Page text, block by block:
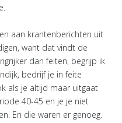
aan krantenberichten uit
want dat vindt de
dan feiten, begrijp ik
bedrijf je in feite
als je altijd maar uitgaat
40-45 en je je niet
En die waren er genoeg.